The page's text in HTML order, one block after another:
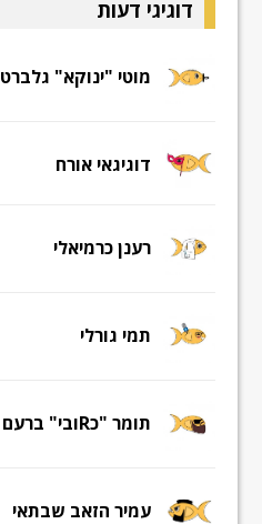
דוגיגי דעות
מוטי "ינוקא" גלברט
דוגיגאי אורח
רענן כרמיאלי
תמי גורלי
תומר "כRובי" ברעם
עמיר הזאב שבתאי